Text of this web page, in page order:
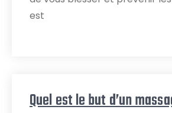
est
Quel est le but d’un